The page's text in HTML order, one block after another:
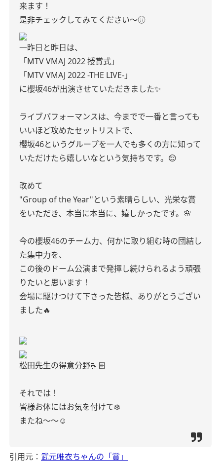
来ます！
是非チェックしてみてください〜⚾️
一昨日と昨日は、
「MTV VMAJ 2022 授賞式」
「MTV VMAJ 2022 -THE LIVE-」
に櫻坂46が出演させていただきました✨
ライブパフォーマンスは、今までで一番と言っても
いいほど攻めたセットリストで、
櫻坂46というグループを一人でも多くの方に知って
いただけたら嬉しいなという気持ちです。😌
改めて
"Group of the Year"という素晴らしい、光栄な賞
をいただき、本当に本当に、嬉しかったです。🌸
今の櫻坂46のチーム力、何かに取り組む時の団結し
た集中力を、
この後のドーム公演まで発揮し続けられるよう頑張
りたいと思います！
会場に駆けつけて下さった皆様、ありがとうござい
ました🔥
松田先生の得意分野🫰🏻
それでは！
皆様お体にはお気を付けて❄️
またね〜〜☺︎
引用元： 武元唯衣ちゃんの「賞」